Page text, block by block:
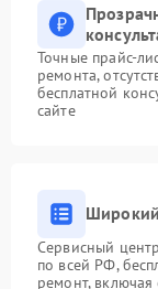
Точные прайс-
ремонта,
бесплатной
сайте
Широкий
Сервисный
по всей РФ,
ремонт,